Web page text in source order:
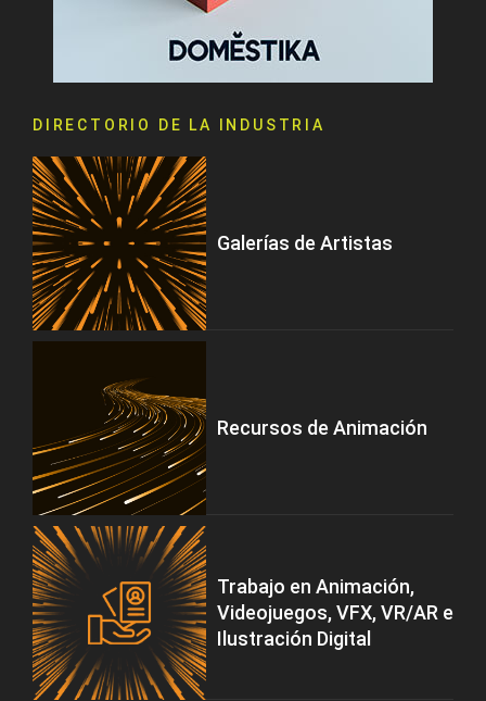
DIRECTORIO DE LA INDUSTRIA
Galerías de Artistas
Recursos de Animación
Trabajo en Animación,
Videojuegos, VFX, VR/AR e
Ilustración Digital